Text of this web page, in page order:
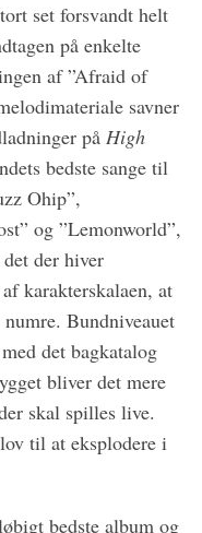
set forsvandt helt
på enkelte
af ”Afraid of
savner
påHigh
bedste sange til
Ohip”,
og ”Lemonworld”,
der hiver
karakterskalaen, at
Bundniveauet
det bagkatalog
bliver det mere
skal spilles live.
til at eksplodere i
bedste album og